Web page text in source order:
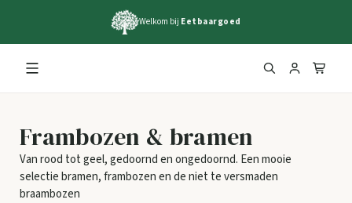
Welkom bij Eetbaargoed
Frambozen & bramen
Van rood tot geel, gedoornd en ongedoornd. Een mooie
selectie bramen, frambozen en de niet te versmaden
braambozen